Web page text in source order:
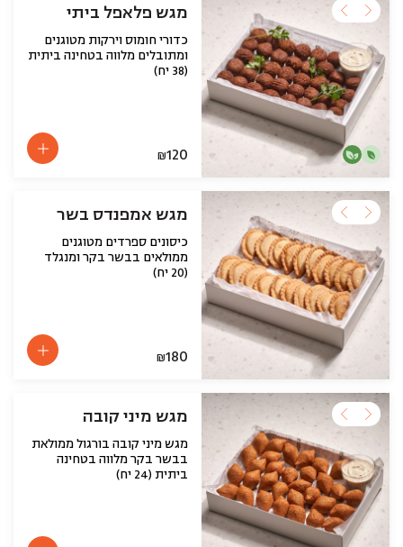
מגש פלאפל ביתי
כדורי חומוס וירקות מטוגנים
ומתובלים מלווה בטחינה ביתית
(38 יח)
₪120
מגש אמפנדס בשר
כיסונים ספרדים מטוגנים
ממולאים בבשר בקר ומנגלד
(20 יח)
₪180
מגש מיני קובה
מגש מיני קובה בורגול ממולאת
בבשר בקר מלווה בטחינה
ביתית (24 יח)